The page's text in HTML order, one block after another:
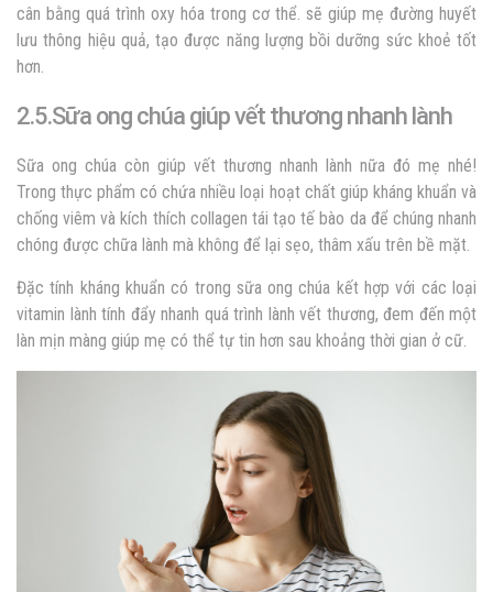
cân bằng quá trình oxy hóa trong cơ thể. sẽ giúp mẹ đường huyết
lưu thông hiệu quả, tạo được năng lượng bồi dưỡng sức khoẻ tốt
hơn.
2.5.Sữa ong chúa giúp vết thương nhanh lành
Sữa ong chúa còn giúp vết thương nhanh lành nữa đó mẹ nhé!
Trong thực phẩm có chứa nhiều loại hoạt chất giúp kháng khuẩn và
chống viêm và kích thích collagen tái tạo tế bào da để chúng nhanh
chóng được chữa lành mà không để lại sẹo, thâm xấu trên bề mặt.
Đặc tính kháng khuẩn có trong sữa ong chúa kết hợp với các loại
vitamin lành tính đẩy nhanh quá trình lành vết thương, đem đến một
làn mịn màng giúp mẹ có thể tự tin hơn sau khoảng thời gian ở cữ.